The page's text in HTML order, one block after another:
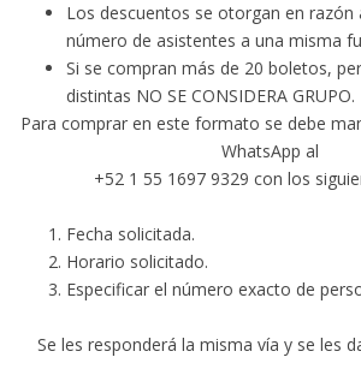
Los descuentos se otorgan en razón
número de asistentes a una misma
Si se compran más de 20 boletos,
distintas NO SE CONSIDERA GRUPO.
Para comprar en este formato se debe
WhatsApp al
+52 1 55 1697 9329 con los
Fecha solicitada.
Horario solicitado.
Especificar el número exacto de
Se les responderá la misma vía y se les